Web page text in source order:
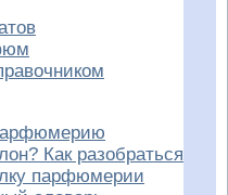
Как разобраться
парфюмерии